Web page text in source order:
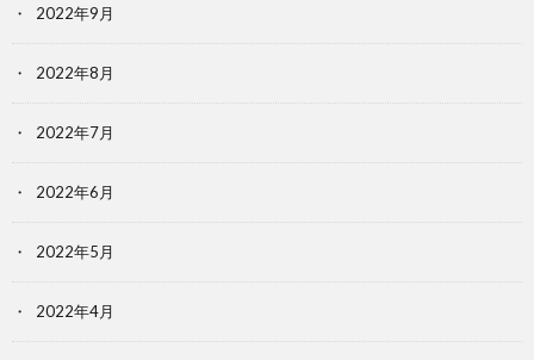
2022年9月
2022年8月
2022年7月
2022年6月
2022年5月
2022年4月